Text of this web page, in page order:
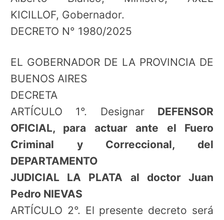
KICILLOF, Gobernador.
DECRETO N° 1980/2025
EL GOBERNADOR DE LA PROVINCIA DE
BUENOS AIRES
DECRETA
ARTÍCULO 1°. Designar DEFENSOR
OFICIAL, para actuar ante el Fuero
Criminal y Correccional, del
DEPARTAMENTO
JUDICIAL LA PLATA al doctor Juan
Pedro NIEVAS
ARTÍCULO 2°. El presente decreto será